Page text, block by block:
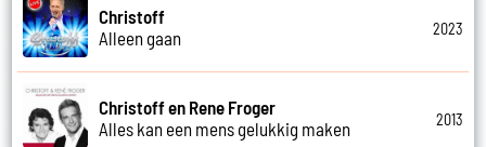
Christoff
Alleen gaan
2023
Christoff en Rene Froger
Alles kan een mens gelukkig maken
2013